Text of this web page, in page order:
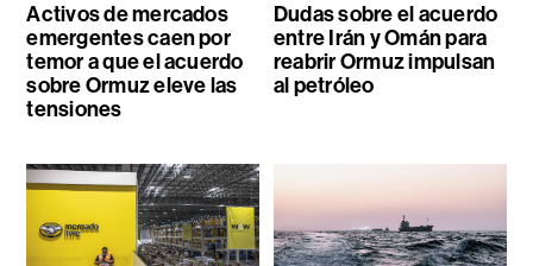
Activos de mercados
emergentes caen por
temor a que el acuerdo
sobre Ormuz eleve las
tensiones
Dudas sobre el acuerdo
entre Irán y Omán para
reabrir Ormuz impulsan
al petróleo